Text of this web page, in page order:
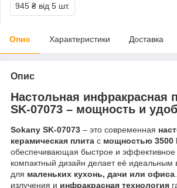
945 ₴ від 5 шт.
Опис Характеристики Доставка
Опис
Настольная инфракрасная
SK-07073 – мощность и
Sokany SK-07073 – это современная
керамическая плита с мощностью 3500
обеспечивающая быстрое и эффективное
компактный дизайн делает её идеальным
для маленьких кухонь, дачи или офиса
излучения и инфракрасная технология